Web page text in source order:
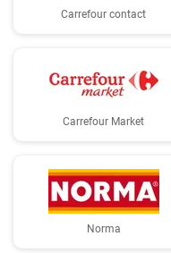
Carrefour contact
Carrefour Market
Norma